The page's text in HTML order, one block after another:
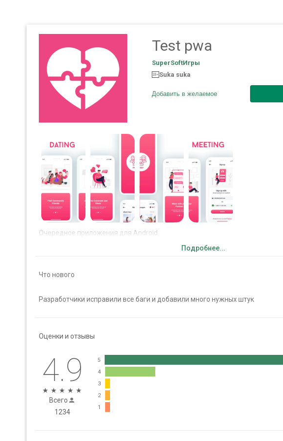
Test pwa
SuperSoftИгры
18+ Suka suka
Добавить в желаемое
Очередное приложения для Android
Подробнее...
Что нового
Разработчики исправили все баги и добавили много нужных штук
Оценки и отзывы
4.9
★ ★ ★ ★ ★
Всего
1234
5
4
3
2
1